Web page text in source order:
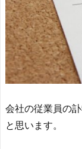
会社の従業員の
と思います。